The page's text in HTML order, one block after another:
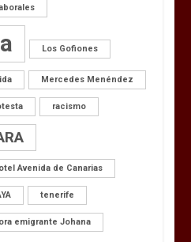
Los Gofiones
Mercedes Menéndez
racismo
Avenida de Canarias
tenerife
emigrante Johana